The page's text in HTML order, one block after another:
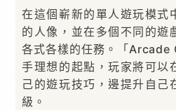
在這個嶄新的單人遊玩模式
的人像，並在多個不同的遊
各式各樣的任務。「Arcade
手理想的起點，玩家將可以
己的遊玩技巧，邊提升自己
級。